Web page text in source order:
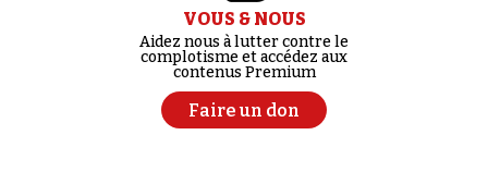
VOUS & NOUS
Aidez nous à lutter contre le
complotisme et accédez aux
contenus Premium
Faire un don